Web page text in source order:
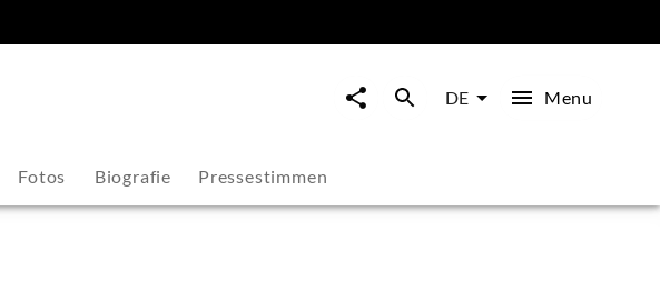
DE Menu
Fotos Biografie Pressestimmen